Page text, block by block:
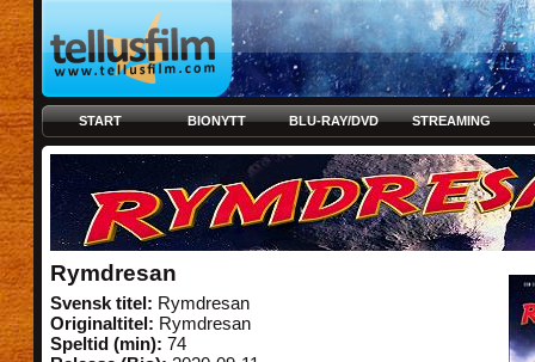
START BIONYTT BLU-RAY/DVD STREAMING
Rymdresan
Svensk titel: Rymdresan
Originaltitel: Rymdresan
Speltid (min): 74